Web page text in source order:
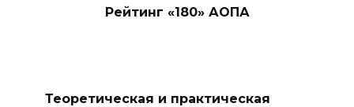
Рейтинг «180» АОПА
Теоретическая и практическая